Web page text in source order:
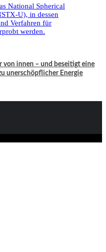
von innen – und beseitigt eine
unerschöpflicher Energie